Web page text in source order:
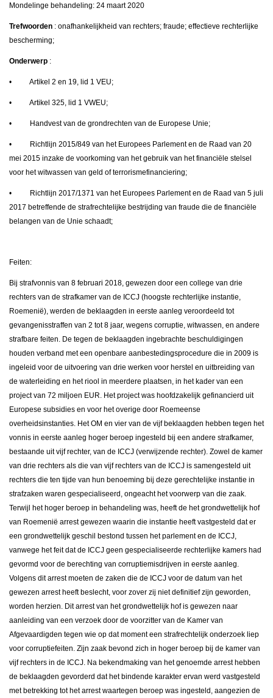
Mondelinge behandeling: 24 maart 2020
Trefwoorden : onafhankelijkheid van rechters; fraude; effectieve rechterlijke
bescherming;
Onderwerp :
• Artikel 2 en 19, lid 1 VEU;
• Artikel 325, lid 1 VWEU;
• Handvest van de grondrechten van de Europese Unie;
• Richtlijn 2015/849 van het Europees Parlement en de Raad van 20
mei 2015 inzake de voorkoming van het gebruik van het financiële stelsel
voor het witwassen van geld of terrorismefinanciering;
• Richtlijn 2017/1371 van het Europees Parlement en de Raad van 5 juli
2017 betreffende de strafrechtelijke bestrijding van fraude die de financiële
belangen van de Unie schaadt;
Feiten:
Bij strafvonnis van 8 februari 2018, gewezen door een college van drie
rechters van de strafkamer van de ICCJ (hoogste rechterlijke instantie,
Roemenië), werden de beklaagden in eerste aanleg veroordeeld tot
gevangenisstraffen van 2 tot 8 jaar, wegens corruptie, witwassen, en andere
strafbare feiten. De tegen de beklaagden ingebrachte beschuldigingen
houden verband met een openbare aanbestedingsprocedure die in 2009 is
ingeleid voor de uitvoering van drie werken voor herstel en uitbreiding van
de waterleiding en het riool in meerdere plaatsen, in het kader van een
project van 72 miljoen EUR. Het project was hoofdzakelijk gefinancierd uit
Europese subsidies en voor het overige door Roemeense
overheidsinstanties. Het OM en vier van de vijf beklaagden hebben tegen het
vonnis in eerste aanleg hoger beroep ingesteld bij een andere strafkamer,
bestaande uit vijf rechter, van de ICCJ (verwijzende rechter). Zowel de kamer
van drie rechters als die van vijf rechters van de ICCJ is samengesteld uit
rechters die ten tijde van hun benoeming bij deze gerechtelijke instantie in
strafzaken waren gespecialiseerd, ongeacht het voorwerp van die zaak.
Terwijl het hoger beroep in behandeling was, heeft de het grondwettelijk hof
van Roemenië arrest gewezen waarin die instantie heeft vastgesteld dat er
een grondwettelijk geschil bestond tussen het parlement en de ICCJ,
vanwege het feit dat de ICCJ geen gespecialiseerde rechterlijke kamers had
gevormd voor de berechting van corruptiemisdrijven in eerste aanleg.
Volgens dit arrest moeten de zaken die de ICCJ voor de datum van het
gewezen arrest heeft beslecht, voor zover zij niet definitief zijn geworden,
worden herzien. Dit arrest van het grondwettelijk hof is gewezen naar
aanleiding van een verzoek door de voorzitter van de Kamer van
Afgevaardigden tegen wie op dat moment een strafrechtelijk onderzoek liep
voor corruptiefeiten. Zijn zaak bevond zich in hoger beroep bij de kamer van
vijf rechters in de ICCJ. Na bekendmaking van het genoemde arrest hebben
de beklaagden gevorderd dat het bindende karakter ervan werd vastgesteld
met betrekking tot het arrest waartegen beroep was ingesteld, aangezien de